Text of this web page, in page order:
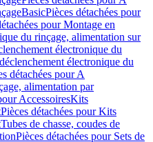
BasicPièces détachées pour
pour Montage en
du rinçage, alimentation sur
électronique du
électronique du
détachées pour A
alimentation par
AccessoiresKits
Pièces détachées pour Kits
Tubes de chasse, coudes de
Pièces détachées pour Sets de